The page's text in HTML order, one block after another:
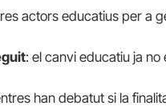
educatius per a
: el canvi educatiu ja
han debatut si la